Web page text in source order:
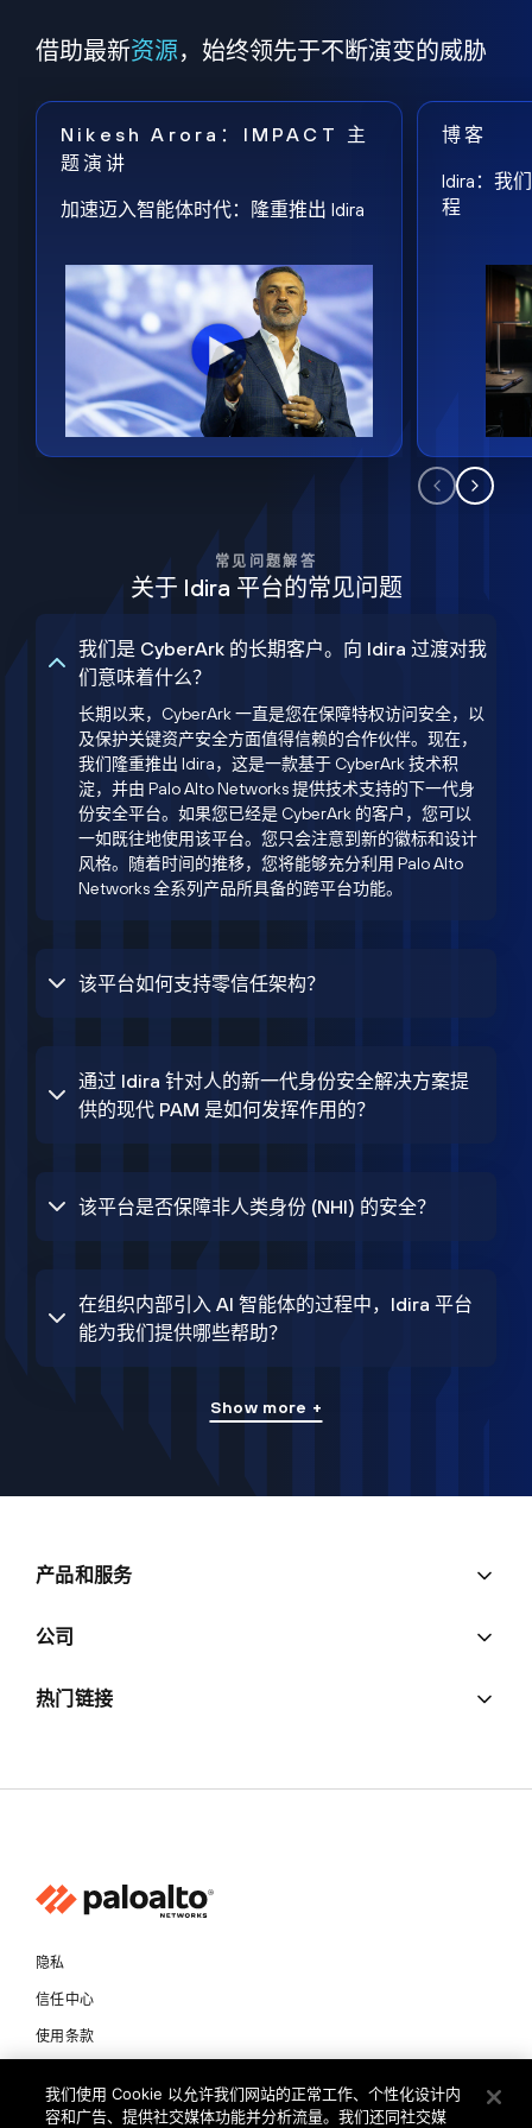
借助最新资源，始终领先于不断演变的威胁
Nikesh Arora：IMPACT 主
题演讲
加速迈入智能体时代：隆重推出 Idira
博客
Idira：我
程
常见问题解答
关于 Idira 平台的常见问题
我们是 CyberArk 的长期客户。向 Idira 过渡对我
们意味着什么？
长期以来，CyberArk 一直是您在保障特权访问安全，以
及保护关键资产安全方面值得信赖的合作伙伴。现在，
我们隆重推出 Idira，这是一款基于 CyberArk 技术积
淀，并由 Palo Alto Networks 提供技术支持的下一代身
份安全平台。如果您已经是 CyberArk 的客户，您可以
一如既往地使用该平台。您只会注意到新的徽标和设计
风格。随着时间的推移，您将能够充分利用 Palo Alto
Networks 全系列产品所具备的跨平台功能。
该平台如何支持零信任架构？
通过 Idira 针对人的新一代身份安全解决方案提
供的现代 PAM 是如何发挥作用的？
该平台是否保障非人类身份 (NHI) 的安全？
在组织内部引入 AI 智能体的过程中，Idira 平台
能为我们提供哪些帮助？
Show more +
产品和服务
公司
热门链接
隐私
信任中心
使用条款
我们使用 Cookie 以允许我们网站的正常工作、个性化设计内
容和广告、提供社交媒体功能并分析流量。我们还同社交媒